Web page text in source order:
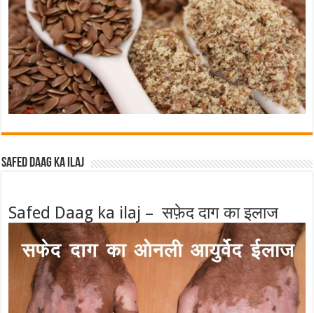
Safed Daag ka ilaj
Safed Daag ka ilaj – सफ़ेद दाग का इलाज